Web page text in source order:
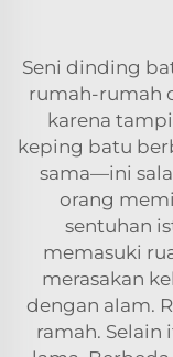
Seni dinding
rumah-rumah
karena
keping batu
sama—ini
orang
sentuhan
memasuki
merasakan
dengan alam.
ramah. Selain